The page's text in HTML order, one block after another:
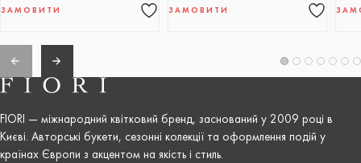
ЗАМОВИТИ ЗАМОВИТИ
FIORI — міжнародний квітковий бренд, заснований у 2009 році в
Києві. Авторські букети, сезонні колекції та оформлення подій у
країнах Європи з акцентом на якість і стиль.